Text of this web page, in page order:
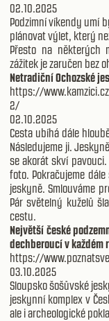
02.10.2025
Podzimní víkendy umí
plánovat výlet, který
Přesto na některých
zážitek je zaručen bez
Netradiční Ochozské
https://
2/
02.10.2025
Cesta ubíhá dále
Následujeme ji.
se akorát skví
foto. Pokračujeme
jeskyně. Smlouváme
Pár světelný kuželů
cestu.
Největší české
dechberoucí v každém
https://
03.10.2025
Sloupsko šošůvské
jeskynní komplex v
ale i archeologické